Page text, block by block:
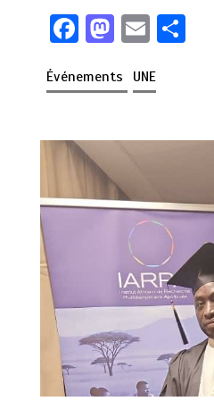
F
ce
o
o
k
M
st
d
o
n
E
ail
er
Événements UNE